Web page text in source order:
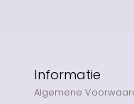
Informatie
Algemene